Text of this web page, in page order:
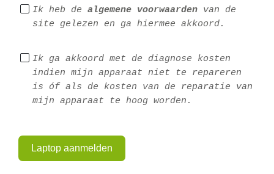
Ik heb de algemene voorwaarden van de
site gelezen en ga hiermee akkoord.
Ik ga akkoord met de diagnose kosten
indien mijn apparaat niet te repareren
is óf als de kosten van de reparatie van
mijn apparaat te hoog worden.
Laptop aanmelden